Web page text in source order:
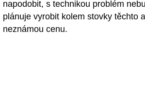
napodobit, s technikou problém
plánuje vyrobit kolem stovky těchto
neznámou cenu.